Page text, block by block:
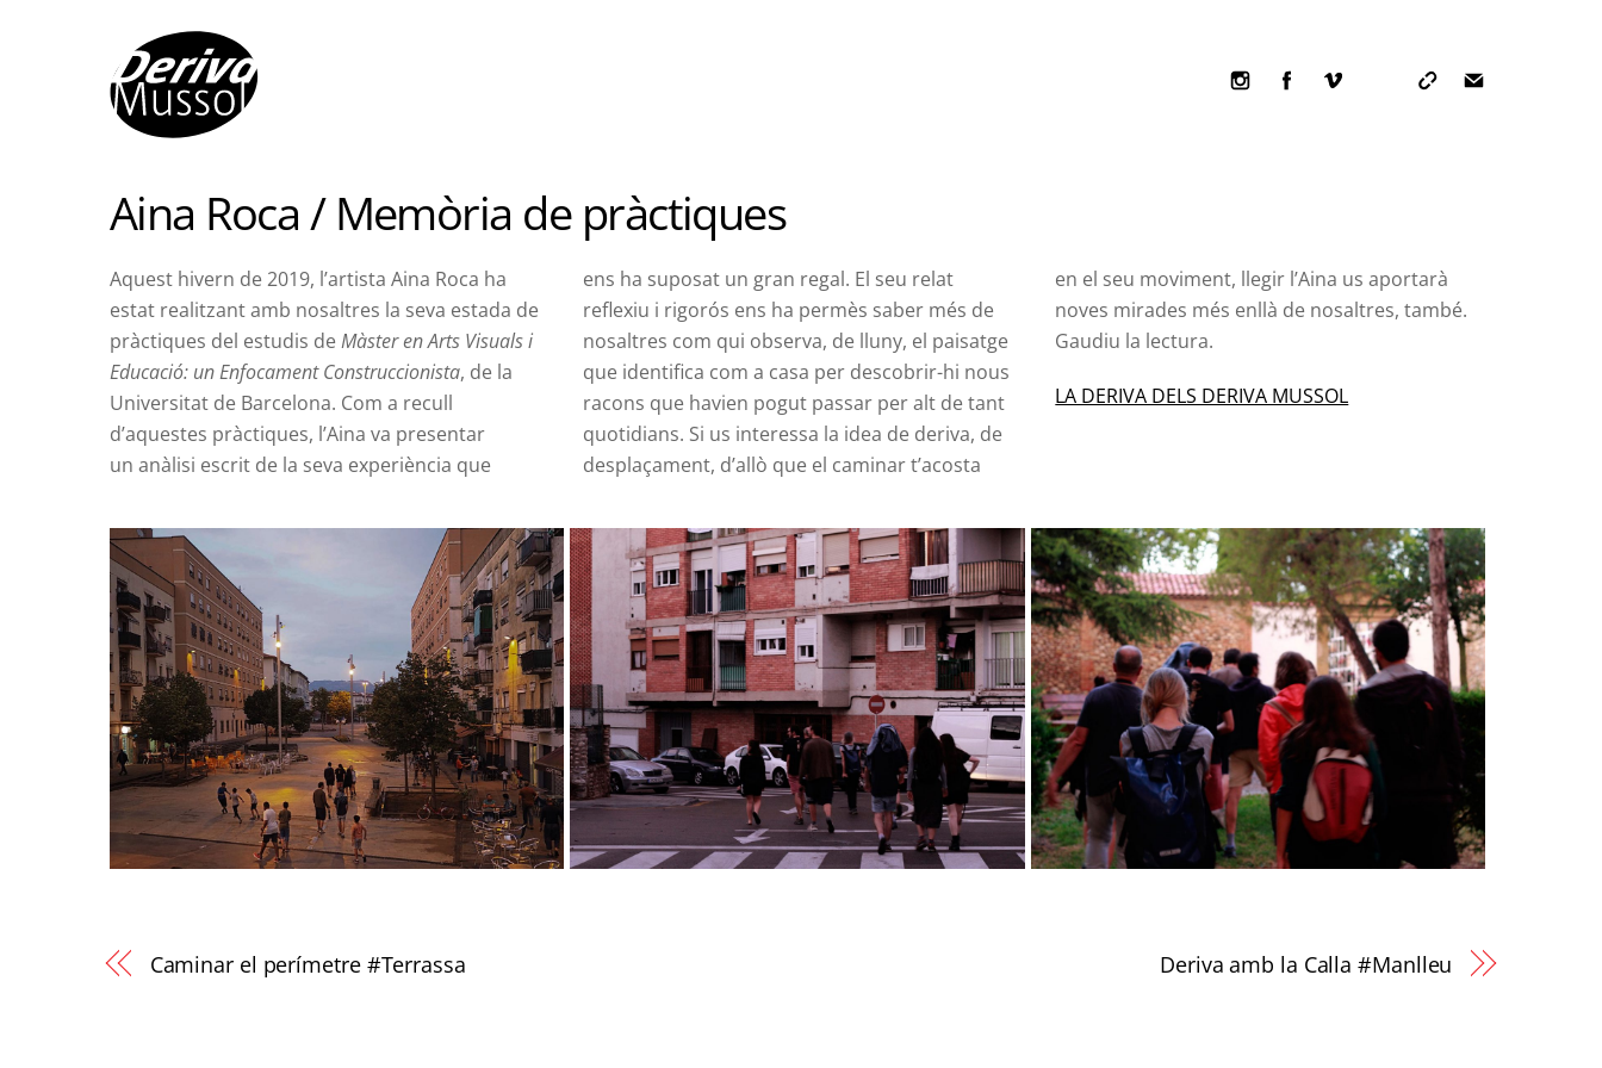
Icon
Icon
Icon
Aina Roca / Memòria de pràctiques
Aquest hivern de 2019, l’artista Aina Roca ha
estat realitzant amb nosaltres la seva estada de
pràctiques del estudis deMàster en Arts Visuals i
Educació: un Enfocament Construccionista, de la
Universitat de Barcelona. Com a recull
d’aquestes pràctiques, l’Aina va presentar
un anàlisi escrit de la seva experiència que
ens ha suposat un gran regal. El seu relat
reflexiu i rigorós ens ha permès saber més de
nosaltres com qui observa, de lluny, el paisatge
que identifica com a casa per descobrir-hi nous
racons que havien pogut passar per alt de tant
quotidians. Si us interessa la idea de deriva, de
desplaçament, d’allò que el caminar t’acosta
en el seu moviment, llegir l’Aina us aportarà
noves mirades més enllà de nosaltres, també.
Gaudiu la lectura.
LA DERIVA DELS DERIVA MUSSOL
Caminar el perímetre #Terrassa Deriva amb la Calla #Manlleu